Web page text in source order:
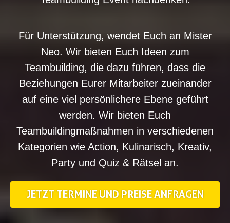
Für Unterstützung, wendet Euch an Mister
Neo. Wir bieten Euch Ideen zum
Teambuilding, die dazu führen, dass die
Beziehungen Eurer Mitarbeiter zueinander
auf eine viel persönlichere Ebene geführt
werden. Wir bieten Euch
Teambuildingmaßnahmen in verschiedenen
Kategorien wie Action, Kulinarisch, Kreativ,
Party und Quiz & Rätsel an.
JETZT TERMINE UND PREISE ANFRAGEN